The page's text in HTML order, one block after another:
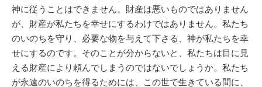
神に従うことはできません。財産は悪いものではありません
が、財産が私たちを幸せにするわけではありません。私たち
のいのちを守り、必要な物を与えて下さる、神が私たちを幸
せにするのです。そのことが分からないと、私たちは目に見
える財産により頼んでしまうのではないでしょうか。私たち
が永遠のいのちを得るためには、この世で生きている間に、